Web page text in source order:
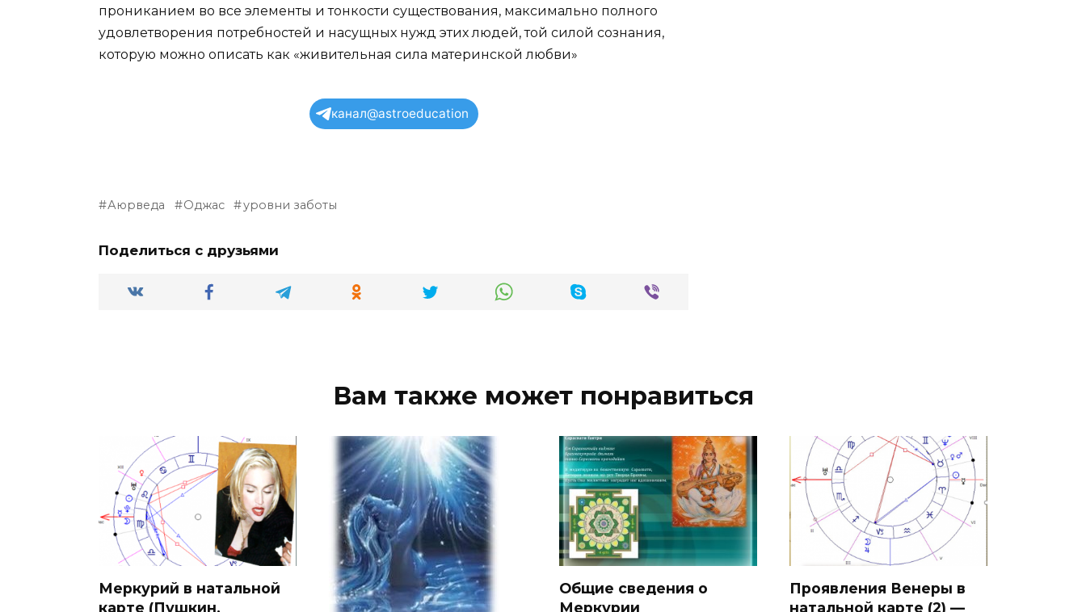
прониканием во все элементы и тонкости существования, максимально полного
удовлетворения потребностей и насущных нужд этих людей, той силой сознания,
которую можно описать как «живительная сила материнской любви»
канал@astroeducation
Аюрведа Оджас уровни заботы
Поделиться с друзьями
Вам также может понравиться
Меркурий в натальной
карте (Пушкин,
Общие сведения о
Меркурии
Проявления Венеры в
натальной карте (2) —